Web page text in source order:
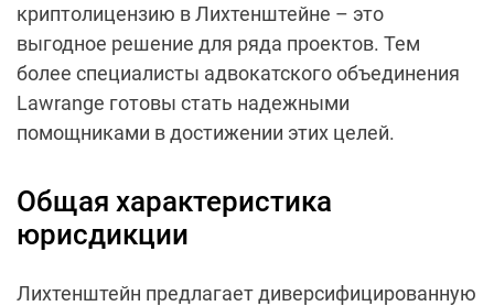
криптолицензию в Лихтенштейне – это
выгодное решение для ряда проектов. Тем
более специалисты адвокатского объединения
Lawrange готовы стать надежными
помощниками в достижении этих целей.
Общая характеристика
юрисдикции
Лихтенштейн предлагает диверсифицированную